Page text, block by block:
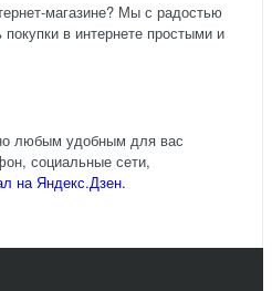
магазине? Мы с радостью
в интернете простыми и
любым удобным для вас
социальные сети,
на Яндекс.Дзен.